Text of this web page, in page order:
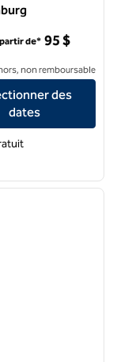
Chicago
de* 95 $
non remboursable
des
dates